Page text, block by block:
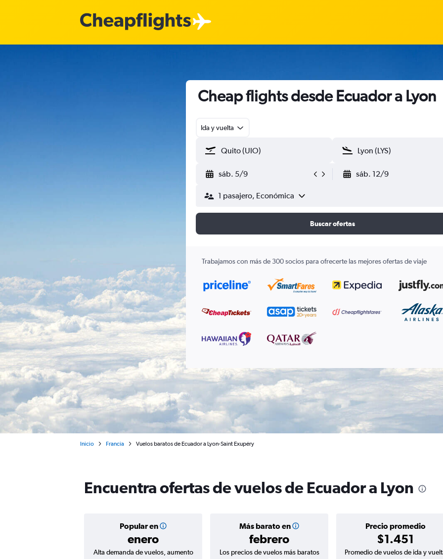
Cheap flights desde Ecuador a Lyon
Ida y vuelta
sáb. 5/9 sáb. 12/9
1 pasajero, Económica
Buscar ofertas
Trabajamos con más de 300 socios para ofrecerte las mejores ofertas de viaje
Inicio Francia Vuelos baratos de Ecuador a Lyon-Saint Exupéry
Encuentra ofertas de vuelos de Ecuador a Lyon
Popular en
enero
Más barato en
febrero
Precio promedio
$1.451
Alta demanda de vuelos, aumento
Los precios de vuelos más baratos
Promedio de vuelos de ida y